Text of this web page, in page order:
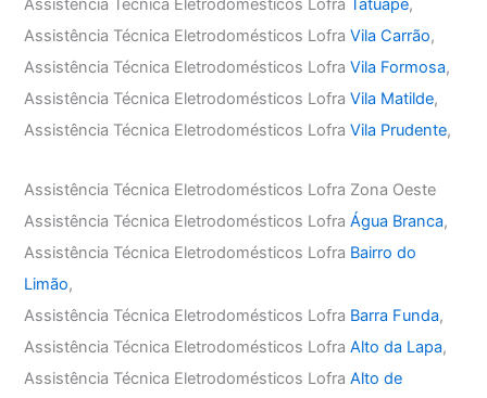
Assistência Técnica Eletrodomésticos Lofra Tatuapé,
Assistência Técnica Eletrodomésticos LofraVila Carrão,
Assistência Técnica Eletrodomésticos LofraVila Formosa,
Assistência Técnica Eletrodomésticos LofraVila Matilde,
Assistência Técnica Eletrodomésticos LofraVila Prudente,
Assistência Técnica Eletrodomésticos Lofra Zona Oeste
Assistência Técnica Eletrodomésticos LofraÁgua Branca,
Assistência Técnica Eletrodomésticos Lofra Bairro do
Limão,
Assistência Técnica Eletrodomésticos Lofra Barra Funda,
Assistência Técnica Eletrodomésticos LofraAlto da Lapa,
Assistência Técnica Eletrodomésticos LofraAlto de